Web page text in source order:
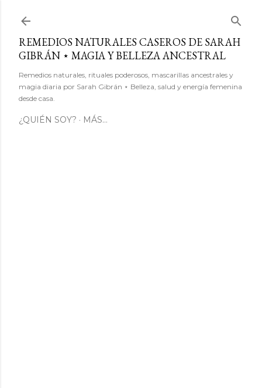
REMEDIOS NATURALES CASEROS DE SARAH
GIBRÁN ⋆ MAGIA Y BELLEZA ANCESTRAL
Remedios naturales, rituales poderosos, mascarillas ancestrales y
magia diaria por Sarah Gibrán ⋆ Belleza, salud y energía femenina
desde casa.
¿QUIÉN SOY? MÁS…